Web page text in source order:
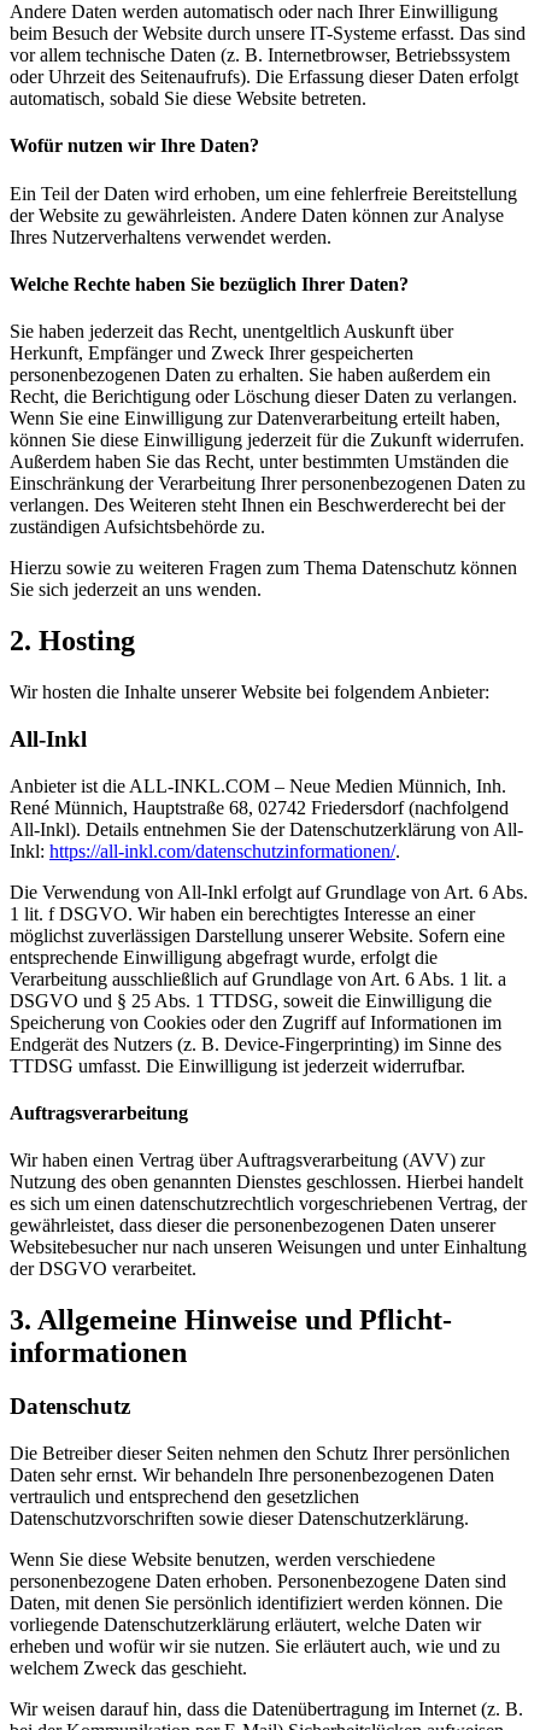
Andere Daten werden automatisch oder nach Ihrer Einwilligung
beim Besuch der Website durch unsere IT-Systeme erfasst. Das sind
vor allem technische Daten (z. B. Internetbrowser, Betriebssystem
oder Uhrzeit des Seitenaufrufs). Die Erfassung dieser Daten erfolgt
automatisch, sobald Sie diese Website betreten.
Wofür nutzen wir Ihre Daten?
Ein Teil der Daten wird erhoben, um eine fehlerfreie Bereitstellung
der Website zu gewährleisten. Andere Daten können zur Analyse
Ihres Nutzerverhaltens verwendet werden.
Welche Rechte haben Sie bezüglich Ihrer Daten?
Sie haben jederzeit das Recht, unentgeltlich Auskunft über
Herkunft, Empfänger und Zweck Ihrer gespeicherten
personenbezogenen Daten zu erhalten. Sie haben außerdem ein
Recht, die Berichtigung oder Löschung dieser Daten zu verlangen.
Wenn Sie eine Einwilligung zur Datenverarbeitung erteilt haben,
können Sie diese Einwilligung jederzeit für die Zukunft widerrufen.
Außerdem haben Sie das Recht, unter bestimmten Umständen die
Einschränkung der Verarbeitung Ihrer personenbezogenen Daten zu
verlangen. Des Weiteren steht Ihnen ein Beschwerderecht bei der
zuständigen Aufsichtsbehörde zu.
Hierzu sowie zu weiteren Fragen zum Thema Datenschutz können
Sie sich jederzeit an uns wenden.
2. Hosting
Wir hosten die Inhalte unserer Website bei folgendem Anbieter:
All-Inkl
Anbieter ist die ALL-INKL.COM – Neue Medien Münnich, Inh.
René Münnich, Hauptstraße 68, 02742 Friedersdorf (nachfolgend
All-Inkl). Details entnehmen Sie der Datenschutzerklärung von All-
Inkl: https://all-inkl.com/datenschutzinformationen/.
Die Verwendung von All-Inkl erfolgt auf Grundlage von Art. 6 Abs.
1 lit. f DSGVO. Wir haben ein berechtigtes Interesse an einer
möglichst zuverlässigen Darstellung unserer Website. Sofern eine
entsprechende Einwilligung abgefragt wurde, erfolgt die
Verarbeitung ausschließlich auf Grundlage von Art. 6 Abs. 1 lit. a
DSGVO und § 25 Abs. 1 TTDSG, soweit die Einwilligung die
Speicherung von Cookies oder den Zugriff auf Informationen im
Endgerät des Nutzers (z. B. Device-Fingerprinting) im Sinne des
TTDSG umfasst. Die Einwilligung ist jederzeit widerrufbar.
Auftragsverarbeitung
Wir haben einen Vertrag über Auftragsverarbeitung (AVV) zur
Nutzung des oben genannten Dienstes geschlossen. Hierbei handelt
es sich um einen datenschutzrechtlich vorgeschriebenen Vertrag, der
gewährleistet, dass dieser die personenbezogenen Daten unserer
Websitebesucher nur nach unseren Weisungen und unter Einhaltung
der DSGVO verarbeitet.
3. Allgemeine Hinweise und Pflicht­
informationen
Datenschutz
Die Betreiber dieser Seiten nehmen den Schutz Ihrer persönlichen
Daten sehr ernst. Wir behandeln Ihre personenbezogenen Daten
vertraulich und entsprechend den gesetzlichen
Datenschutzvorschriften sowie dieser Datenschutzerklärung.
Wenn Sie diese Website benutzen, werden verschiedene
personenbezogene Daten erhoben. Personenbezogene Daten sind
Daten, mit denen Sie persönlich identifiziert werden können. Die
vorliegende Datenschutzerklärung erläutert, welche Daten wir
erheben und wofür wir sie nutzen. Sie erläutert auch, wie und zu
welchem Zweck das geschieht.
Wir weisen darauf hin, dass die Datenübertragung im Internet (z. B.